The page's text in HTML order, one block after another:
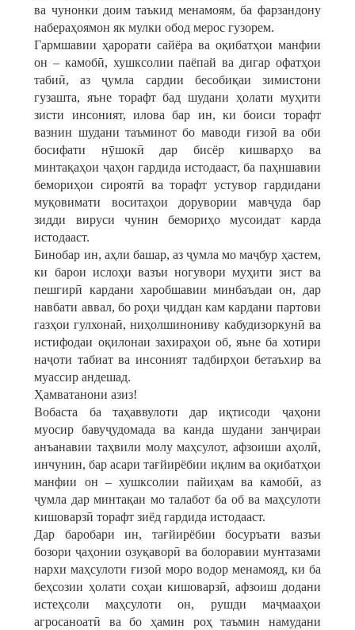
ва чунонки доим таъкид менамоям, ба фарзандону
набераҳоямон як мулки обод мерос гузорем.
Гармшавии ҳарорати сайёра ва оқибатҳои манфии
он – камобӣ, хушксолии паёпай ва дигар офатҳои
табиӣ, аз ҷумла сардии бесобиқаи зимистони
гузашта, яъне торафт бад шудани ҳолати муҳити
зисти инсоният, илова бар ин, ки боиси торафт
вазнин шудани таъминот бо маводи ғизоӣ ва оби
босифати нӯшокӣ дар бисёр кишварҳо ва
минтақаҳои ҷаҳон гардида истодааст, ба паҳншавии
бемориҳои сироятӣ ва торафт устувор гардидани
муқовимати воситаҳои дорувории мавҷуда бар
зидди вируси чунин бемориҳо мусоидат карда
истодааст.
Бинобар ин, аҳли башар, аз ҷумла мо маҷбур ҳастем,
ки барои ислоҳи вазъи ногувори муҳити зист ва
пешгирӣ кардани харобшавии минбаъдаи он, дар
навбати аввал, бо роҳи ҷиддан кам кардани партови
газҳои гулхонаӣ, ниҳолшинониву кабудизоркунӣ ва
истифодаи оқилонаи захираҳои об, яъне ба хотири
наҷоти табиат ва инсоният тадбирҳои бетаъхир ва
муассир андешад.
Ҳамватанони азиз!
Вобаста ба таҳаввулоти дар иқтисоди ҷаҳони
муосир бавуҷудомада ва канда шудани занҷираи
анъанавии таҳвили молу маҳсулот, афзоиши аҳолӣ,
инчунин, бар асари тағйирёбии иқлим ва оқибатҳои
манфии он – хушксолии пайиҳам ва камобӣ, аз
ҷумла дар минтақаи мо талабот ба об ва маҳсулоти
кишоварзӣ торафт зиёд гардида истодааст.
Дар баробари ин, тағйирёбии босуръати вазъи
бозори ҷаҳонии озуқаворӣ ва болоравии мунтазами
нархи маҳсулоти ғизоӣ моро водор менамояд, ки ба
беҳсозии ҳолати соҳаи кишоварзӣ, афзоиш додани
истеҳсоли маҳсулоти он, рушди маҷмааҳои
агросаноатӣ ва бо ҳамин роҳ таъмин намудани